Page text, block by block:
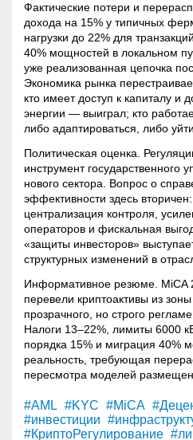
Фактические потери и
дохода на 15% у типичных
нагрузки до 22% для
40% мощностей в локальном
уже реализованная цепочка
Экономика рынка
кто имеет доступ к капиталу и
энергии — выиграл; кто
либо адаптироваться, либо уйти.
Политическая оценка.
инструмент государственного
нового сектора. Вопрос о
эффективности здесь
централизация контроля,
операторов и фискальная
«защиты инвесторов»
структурных изменений в
Информативное резюме. MiCA
перевели криптоактивы из
прозрачного, но строго
Налоги 13–22%, лимиты 6000
порядка 15% и миграция 40%
реальность, требующая
пересмотра моделей
#AML #KYC #MiCA
#инвестиции
#КриптоРегулирование